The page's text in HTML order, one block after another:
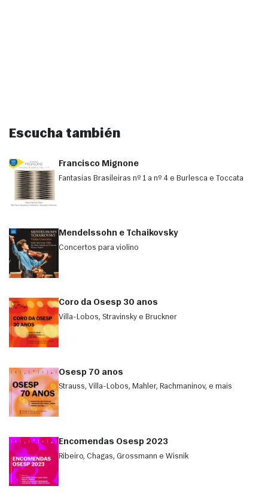
Escucha también
Francisco Mignone
Fantasias Brasileiras nº 1 a nº 4 e Burlesca e Toccata
Mendelssohn e Tchaikovsky
Concertos para violino
Coro da Osesp 30 anos
Villa-Lobos, Stravinsky e Bruckner
Osesp 70 anos
Strauss, Villa-Lobos, Mahler, Rachmaninov, e mais
Encomendas Osesp 2023
Ribeiro, Chagas, Grossmann e Wisnik